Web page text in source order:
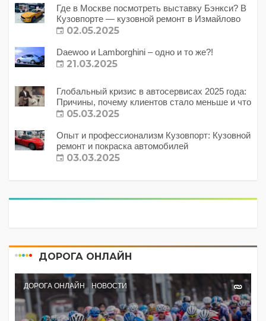
Где в Москве посмотреть выставку Бэнкси? В
Кузовпорте — кузовной ремонт в Измайлово
02.05.2025
Daewoo и Lamborghini – одно и то же?!
21.03.2025
Глобальный кризис в автосервисах 2025 года:
Причины, почему клиентов стало меньше и что
с этим делать?
05.03.2025
Опыт и профессионализм Кузовпорт: Кузовной
ремонт и покраска автомобилей
03.03.2025
ДОРОГА ОНЛАЙН
ДОРОГА ОНЛАЙН НОВОСТИ